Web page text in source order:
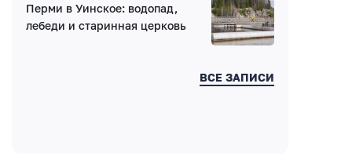
Перми в Уинское: водопад,
лебеди и старинная церковь
ВСЕ ЗАПИСИ